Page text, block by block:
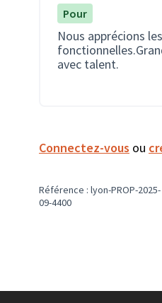
Pour
Nous apprécions
avec talent.
Connectez-vous ou
Référence : lyon-PROP-2025-
09-4400